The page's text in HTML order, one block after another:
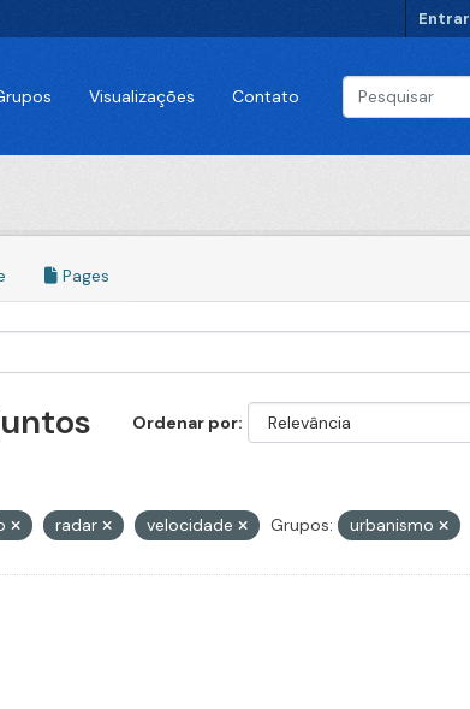
Entrar
Visualizações Contato
Pages
Ordenar por
radar velocidade Grupos: urbanismo